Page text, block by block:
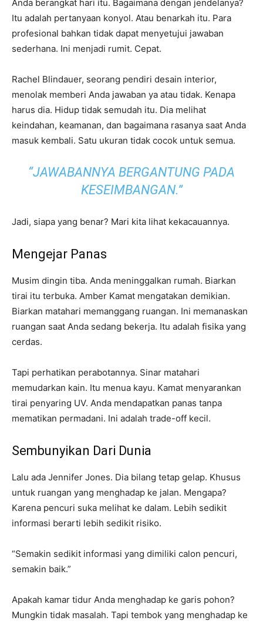
Anda berangkat hari itu. Bagaimana dengan jendelanya?
Itu adalah pertanyaan konyol. Atau benarkah itu. Para
profesional bahkan tidak dapat menyetujui jawaban
sederhana. Ini menjadi rumit. Cepat.
Rachel Blindauer, seorang pendiri desain interior,
menolak memberi Anda jawaban ya atau tidak. Kenapa
harus dia. Hidup tidak semudah itu. Dia melihat
keindahan, keamanan, dan bagaimana rasanya saat Anda
masuk kembali. Satu ukuran tidak cocok untuk semua.
“JAWABANNYA BERGANTUNG PADA
KESEIMBANGAN.”
Jadi, siapa yang benar? Mari kita lihat kekacauannya.
Mengejar Panas
Musim dingin tiba. Anda meninggalkan rumah. Biarkan
tirai itu terbuka. Amber Kamat mengatakan demikian.
Biarkan matahari memanggang ruangan. Ini memanaskan
ruangan saat Anda sedang bekerja. Itu adalah fisika yang
cerdas.
Tapi perhatikan perabotannya. Sinar matahari
memudarkan kain. Itu menua kayu. Kamat menyarankan
tirai penyaring UV. Anda mendapatkan panas tanpa
mematikan permadani. Ini adalah trade-off kecil.
Sembunyikan Dari Dunia
Lalu ada Jennifer Jones. Dia bilang tetap gelap. Khusus
untuk ruangan yang menghadap ke jalan. Mengapa?
Karena pencuri suka melihat ke dalam. Lebih sedikit
informasi berarti lebih sedikit risiko.
“Semakin sedikit informasi yang dimiliki calon pencuri,
semakin baik.”
Apakah kamar tidur Anda menghadap ke garis pohon?
Mungkin tidak masalah. Tapi tembok yang menghadap ke